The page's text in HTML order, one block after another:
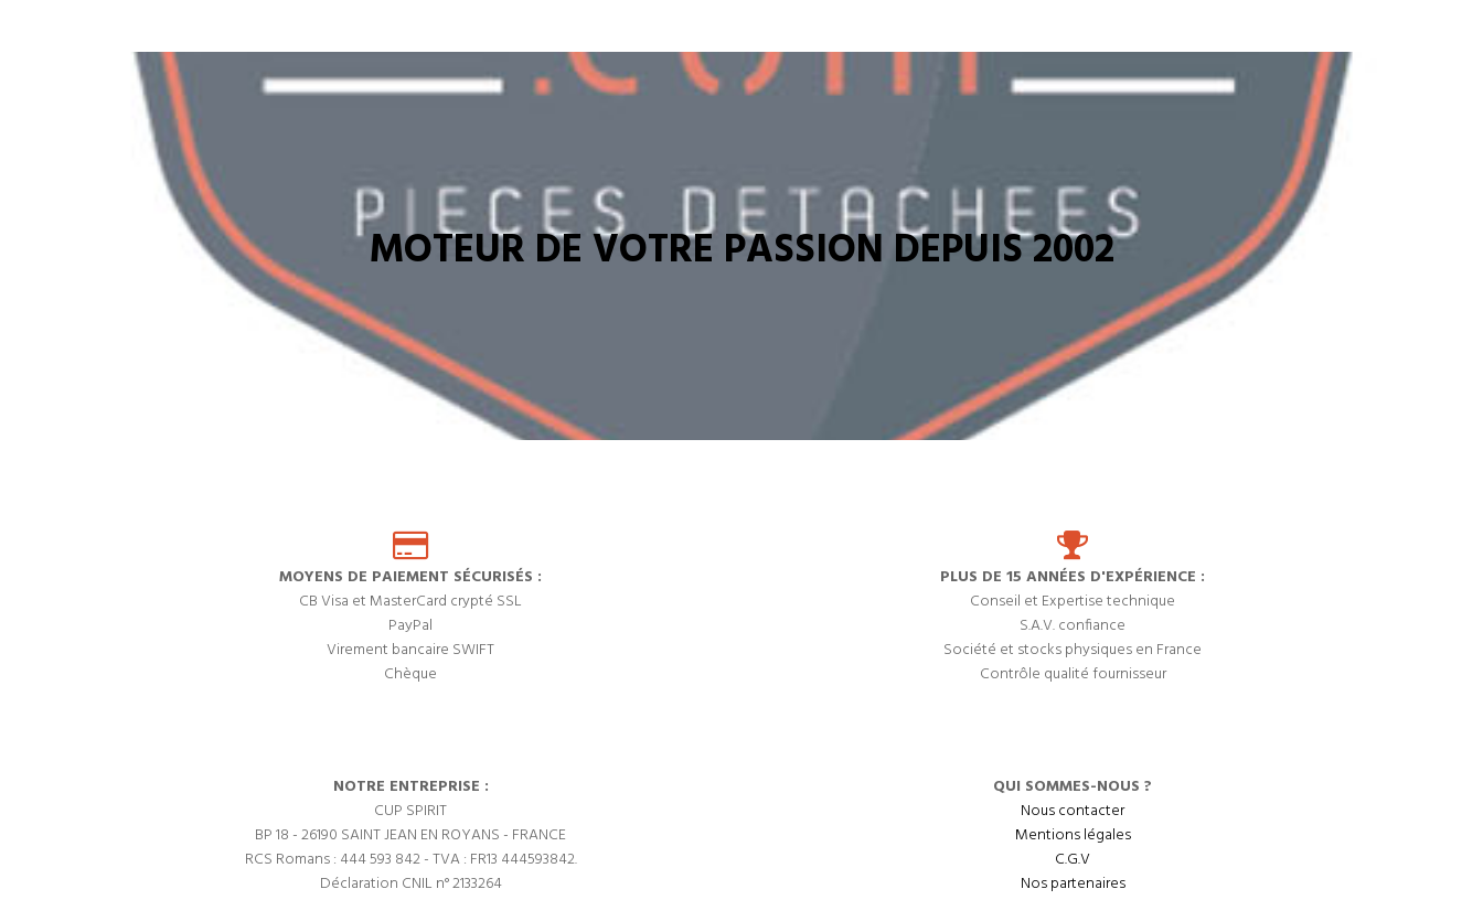
MOTEUR DE VOTRE PASSION DEPUIS 2002
MOYENS DE PAIEMENT SÉCURISÉS :
CB Visa et MasterCard crypté SSL
PayPal
Virement bancaire SWIFT
Chèque
PLUS DE 15 ANNÉES D'EXPÉRIENCE :
Conseil et Expertise technique
S.A.V. confiance
Société et stocks physiques en France
Contrôle qualité fournisseur
NOTRE ENTREPRISE :
CUP SPIRIT
BP 18 - 26190 SAINT JEAN EN ROYANS - FRANCE
RCS Romans : 444 593 842 - TVA : FR13 444593842.
Déclaration CNIL n° 2133264
QUI SOMMES-NOUS ?
Nous contacter
Mentions légales
C.G.V
Nos partenaires